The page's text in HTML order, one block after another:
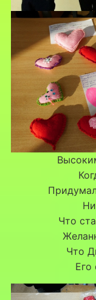
Что
Что
Его